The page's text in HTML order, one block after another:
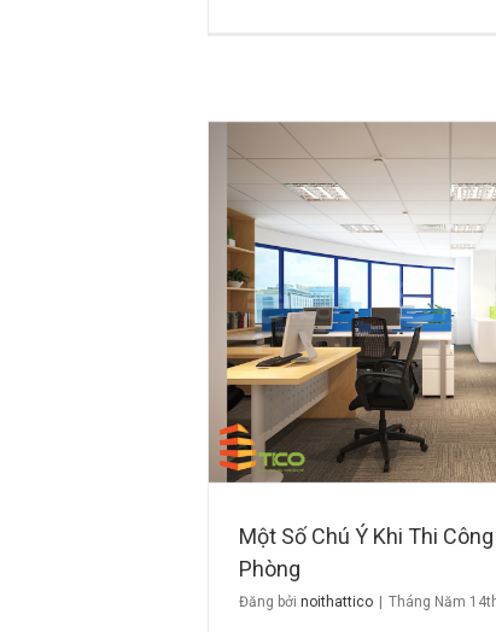
Một Số Chú Ý Khi Thi
Phòng
Đăng bởi noithattico | Tháng Năm